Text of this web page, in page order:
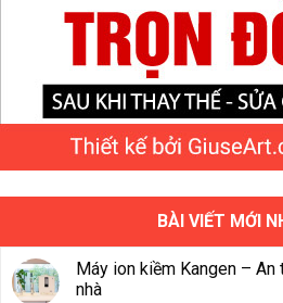
BÀI VIẾT MỚI
Máy ion kiềm Kangen –
nhà